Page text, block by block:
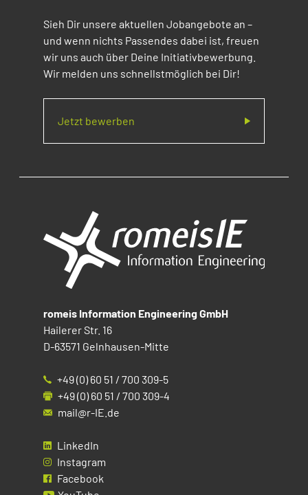
Sieh Dir unsere aktuellen Jobangebote an –
und wenn nichts Passendes dabei ist, freuen
wir uns auch über Deine Initiativbewerbung.
Wir melden uns schnellstmöglich bei Dir!
Jetzt bewerben
romeis Information Engineering GmbH
Hailerer Str. 16
D-63571 Gelnhausen-Mitte
+49 (0) 60 51 / 700 309-5
+49 (0) 60 51 / 700 309-4
mail@r-IE.de
LinkedIn
Instagram
Facebook